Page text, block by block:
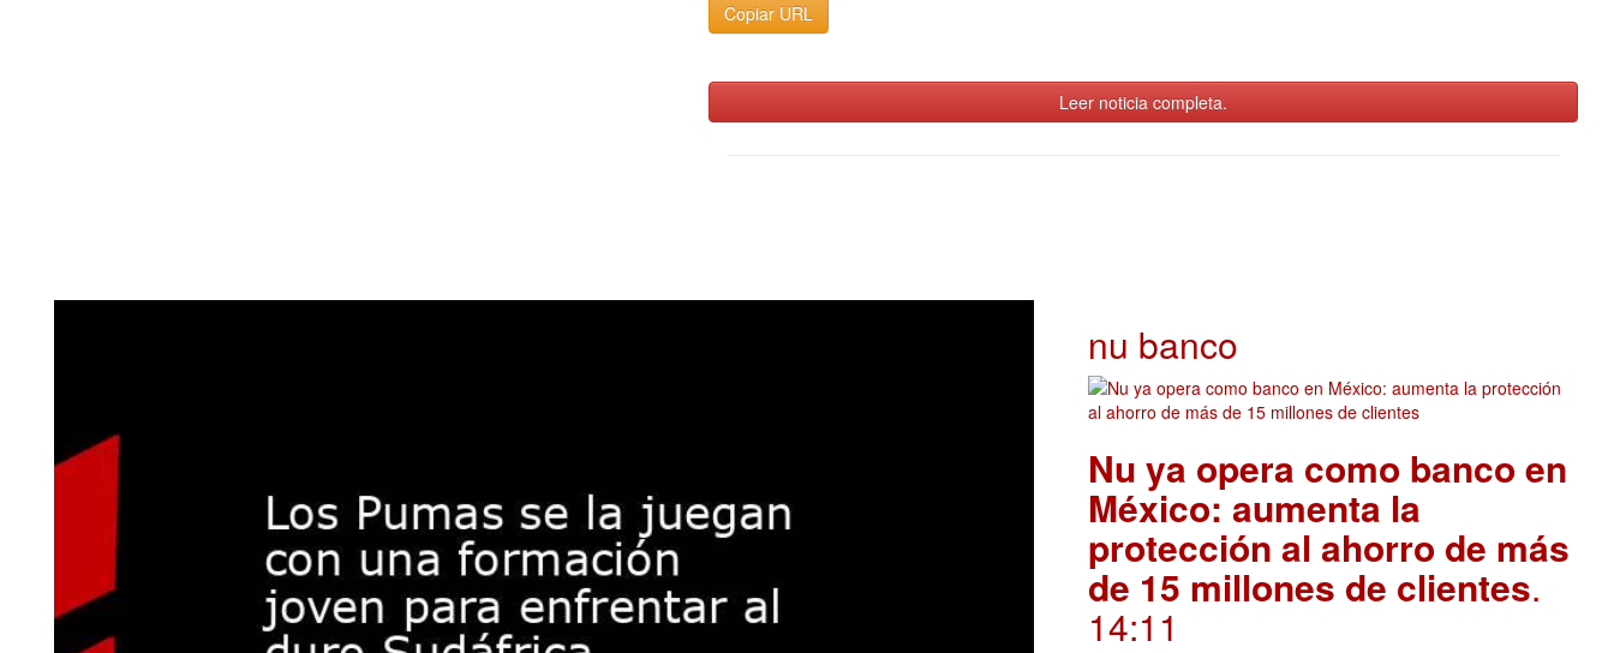
Copiar URL
Leer noticia completa.
nu banco
Nu ya opera como banco en
México: aumenta la
protección al ahorro de más
de 15 millones de clientes.
14:11